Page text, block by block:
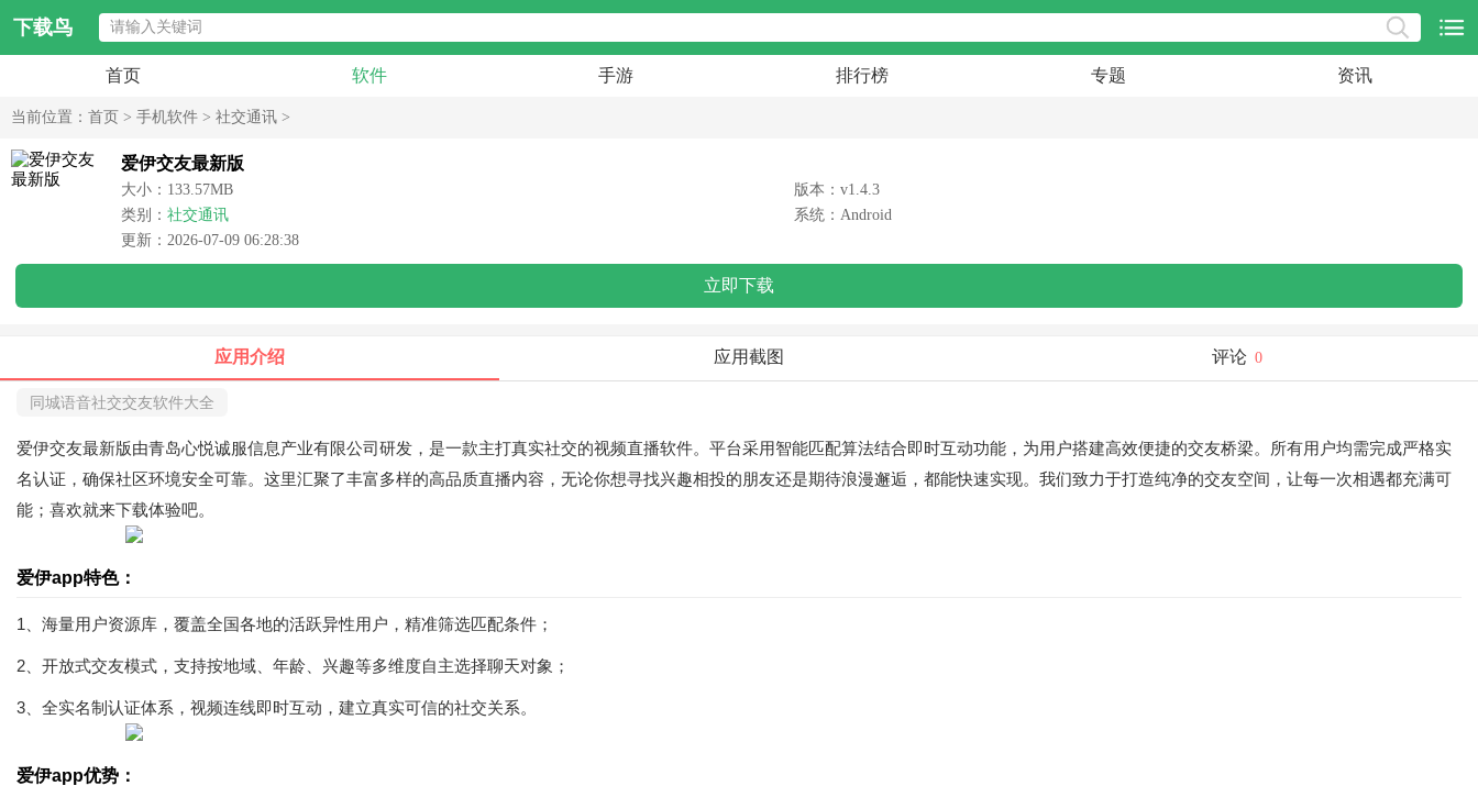
下载鸟
首页 软件 手游 排行榜 专题 资讯
当前位置： 首页 > 手机软件 > 社交通讯 >
爱伊交友最新版
大小：133.57MB
版本：v1.4.3
类别： 社交通讯
系统：Android
更新：2026-07-09 06:28:38
立即下载
应用介绍 应用截图 评论 0
同城语音社交交友软件大全
爱伊交友最新版由青岛心悦诚服信息产业有限公司研发，是一款主打真实社交的视频直播软件。平台采用智能匹配算法结合即时互动功能，为用户搭建高效便捷的交友桥梁。所有用户均需完成严格实
名认证，确保社区环境安全可靠。这里汇聚了丰富多样的高品质直播内容，无论你想寻找兴趣相投的朋友还是期待浪漫邂逅，都能快速实现。我们致力于打造纯净的交友空间，让每一次相遇都充满可
能；喜欢就来下载体验吧。
爱伊app特色：
1、海量用户资源库，覆盖全国各地的活跃异性用户，精准筛选匹配条件；
2、开放式交友模式，支持按地域、年龄、兴趣等多维度自主选择聊天对象；
3、全实名制认证体系，视频连线即时互动，建立真实可信的社交关系。
爱伊app优势：